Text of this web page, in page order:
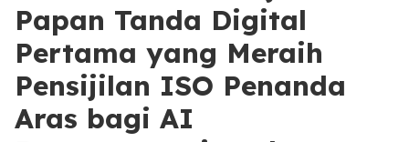
Papan Tanda Digital
Pertama yang Meraih
Pensijilan ISO Penanda
Aras bagi AI